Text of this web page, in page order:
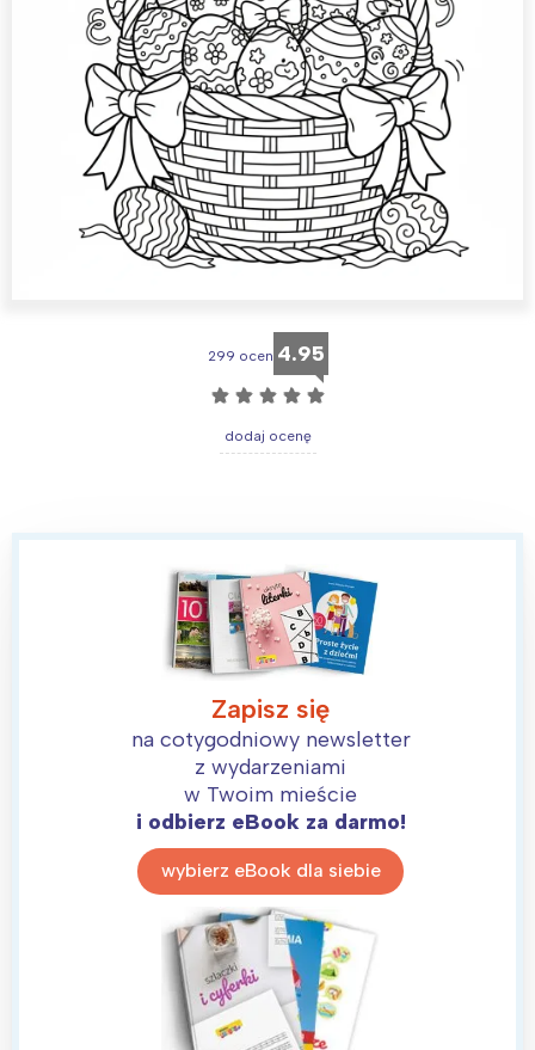
299 ocen 4.95
☆ ☆ ☆ ☆ ☆
dodaj ocenę
Zapisz się
na cotygodniowy newsletter
z wydarzeniami
w Twoim mieście
i odbierz eBook za darmo!
wybierz eBook dla siebie